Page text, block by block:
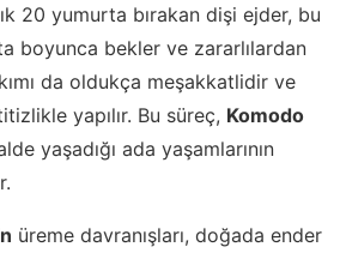
20 yumurta bırakan dişi ejder, bu
boyunca bekler ve zararlılardan
da oldukça meşakkatlidir ve
yapılır. Bu süreç, Komodo
yaşadığı ada yaşamlarının
üreme davranışları, doğada ender